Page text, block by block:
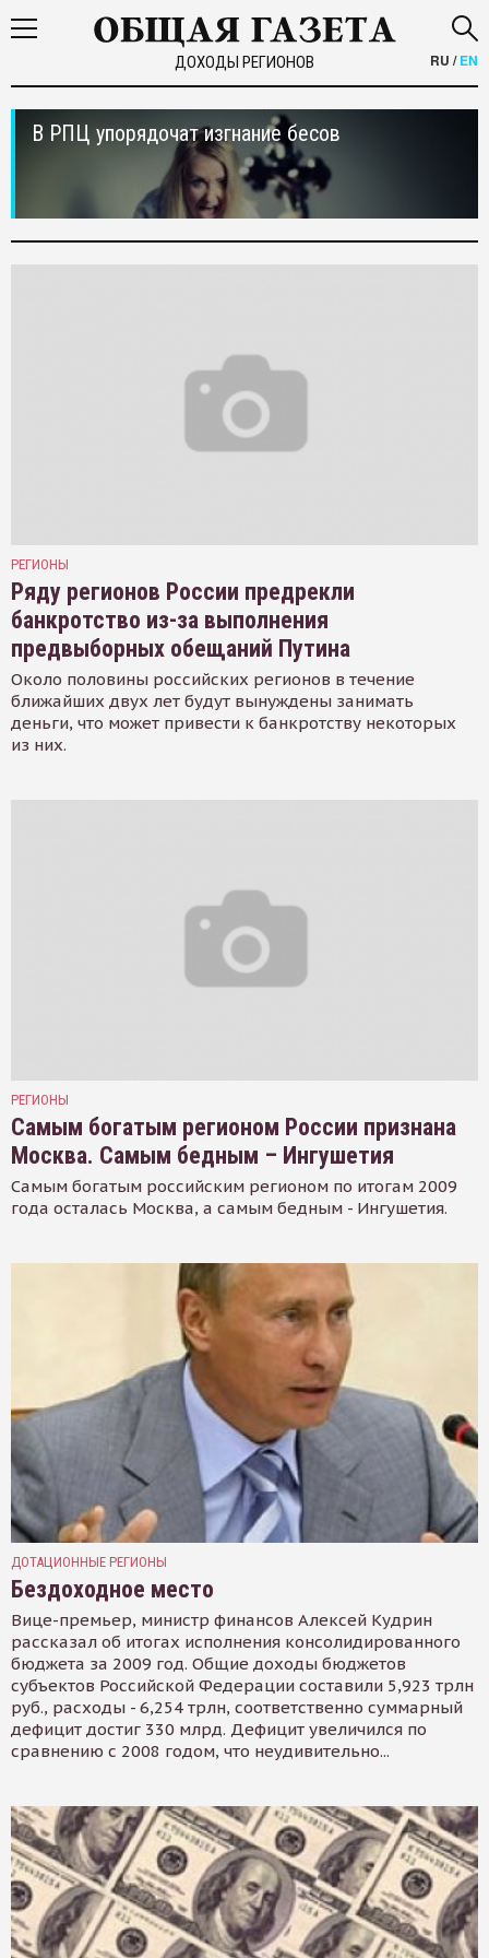
ДОХОДЫ РЕГИОНОВ RU /EN
В РПЦ упорядочат изгнание бесов
РЕГИОНЫ
Ряду регионов России предрекли
банкротство из-за выполнения
предвыборных обещаний Путина
Около половины российских регионов в течение
ближайших двух лет будут вынуждены занимать
деньги, что может привести к банкротству некоторых
из них.
РЕГИОНЫ
Самым богатым регионом России признана
Москва. Самым бедным – Ингушетия
Самым богатым российским регионом по итогам 2009
года осталась Москва, а самым бедным - Ингушетия.
ДОТАЦИОННЫЕ РЕГИОНЫ
Бездоходное место
Вице-премьер, министр финансов Алексей Кудрин
рассказал об итогах исполнения консолидированного
бюджета за 2009 год. Общие доходы бюджетов
субъектов Российской Федерации составили 5,923 трлн
руб., расходы - 6,254 трлн, соответственно суммарный
дефицит достиг 330 млрд. Дефицит увеличился по
сравнению с 2008 годом, что неудивительно...